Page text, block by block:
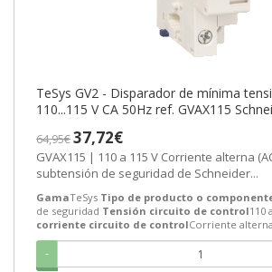
TeSys GV2 - Disparador de mínima
110...115 V CA 50Hz ref. GVAX115
64,95€37,72€
GVAX115 | 110 a 115 V Corriente alterna (AC, CA) TeSys Fallo
subtensión de seguridad de Schneider...
GamaTeSys Tipo de producto o
de seguridad Tensión circuito de control110
corriente circuito de controlCorriente alterna
-